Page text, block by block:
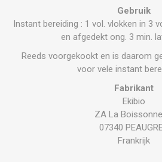
Gebruik
Instant bereiding : 1 vol. vlokken in 3
en afgedekt ong. 3 min.
Reeds voorgekookt en is daarom
voor vele instant
Fabrikant
Ekibio
ZA La
07340
Frankrijk